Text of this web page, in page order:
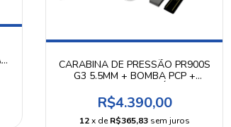
CARABINA DE PRESSÃO PR900S
G3 5.5MM + BOMBA PCP +
R$4.390,00
12 x deR$365,83 sem juros